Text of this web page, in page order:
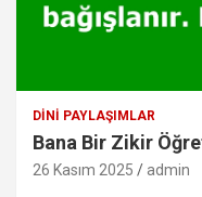
DINI PAYLAŞIMLAR
Bana Bir Zikir
26 Kasım 2025 admin